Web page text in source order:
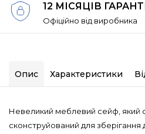
12 МІСЯЦІВ
Офіційно від виробника
Опис Характеристики
Невеликий меблевий сейф, який
сконструйований для зберігання